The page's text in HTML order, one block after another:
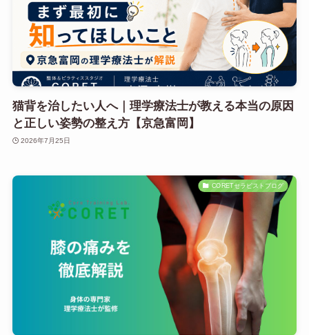
猫背を治したい人へ｜理学療法士が教える本当の原因
と正しい姿勢の整え方【京急富岡】
2026年7月25日
CORETセラピストブログ